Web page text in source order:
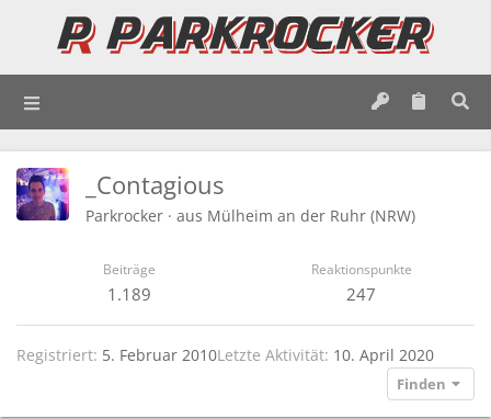
_Contagious
Parkrocker · aus Mülheim an der Ruhr (NRW)
Beiträge
1.189
Reaktionspunkte
247
Registriert 5. Februar 2010Letzte Aktivität 10. April 2020
Finden